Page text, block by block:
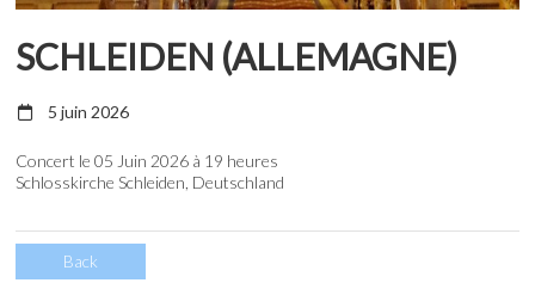
SCHLEIDEN (ALLEMAGNE)
5 juin 2026
Concert le 05 Juin 2026 à 19 heures
Schlosskirche Schleiden, Deutschland
Back